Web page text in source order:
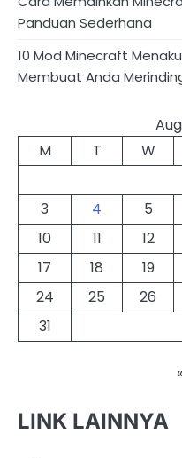
Panduan Sederhana
10 Mod Minecraft
Membuat Anda
M
T W
3
4 5
10
11 12
17
18 19
24
25 26
31
LINK LAINNYA